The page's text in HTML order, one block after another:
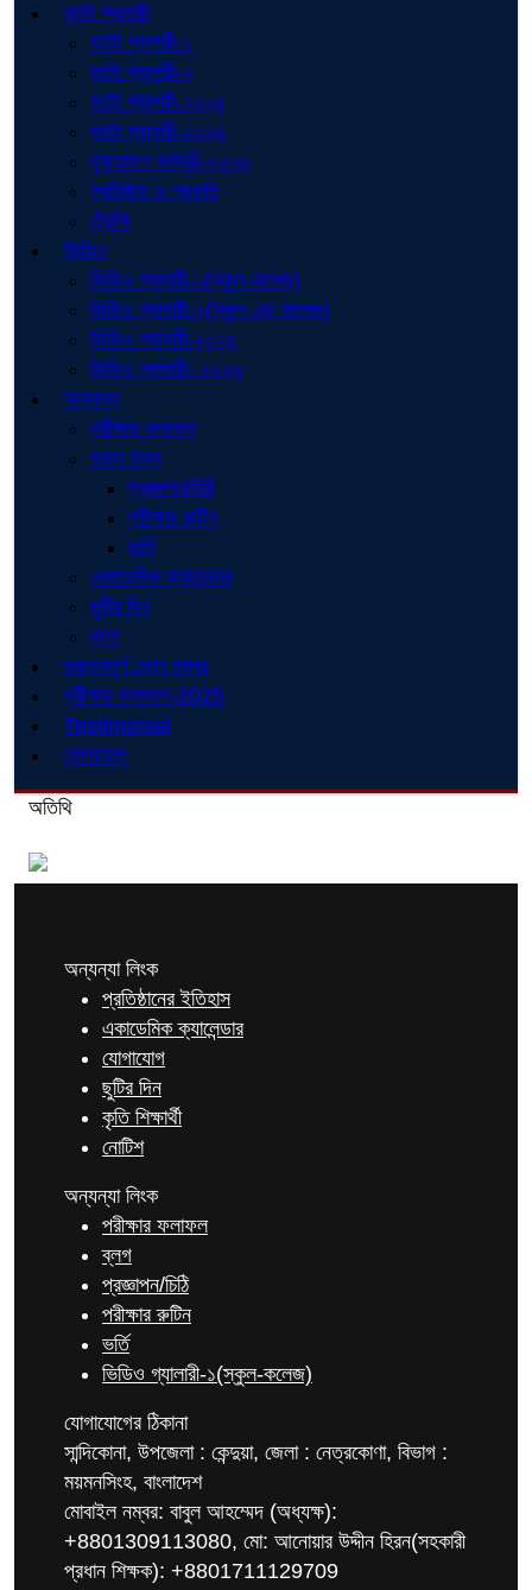
ফটো গ্যালারী
ফটো গ্যালারী-১
ফটো গ্যালারী-২
ফটো গ্যালারী-২০২৫
ফটো গ্যালারী-২০২৬
বৃক্ষরোপণ কর্মসূচি-২০২৬
প্রতিষ্ঠান ও প্রকৃতি
ট্রেনিং
ভিডিও
ভিডিও গ্যালারী-১(স্কুল-কলেজ)
ভিডিও গ্যালারী-২(স্কুল এন্ড কলেজ)
ভিডিও গ্যালারী-২০২৫
ভিডিও গ্যালারী- ২০২৬
অন্যান্য
পরীক্ষার ফলাফল
সকল তথ্য
প্রজ্ঞাপন/চিঠি
পরীক্ষার রুটিন
ভর্তি
একাডেমিক ক্যালেন্ডার
ছুটির দিন
ব্লগ
গুরুত্বপূর্ণ ফোন নম্বর
পরীক্ষার ফলাফল-2025
Testimonial
যোগাযোগ
অতিথি
অন্যন্যা লিংক
প্রতিষ্ঠানের ইতিহাস
একাডেমিক ক্যালেন্ডার
যোগাযোগ
ছুটির দিন
কৃতি শিক্ষার্থী
নোটিশ
অন্যন্যা লিংক
পরীক্ষার ফলাফল
ব্লগ
প্রজ্ঞাপন/চিঠি
পরীক্ষার রুটিন
ভর্তি
ভিডিও গ্যালারী-১(স্কুল-কলেজ)
যোগাযোগের ঠিকানা
সান্দিকোনা, উপজেলা : কেন্দুয়া, জেলা : নেত্রকোণা, বিভাগ :
ময়মনসিংহ, বাংলাদেশ
মোবাইল নম্বর: বাবুল আহম্মেদ (অধ্যক্ষ):
+8801309113080, মো: আনোয়ার উদ্দীন হিরন(সহকারী
প্রধান শিক্ষক): +8801711129709